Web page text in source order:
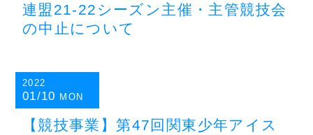
連盟21-22シーズン主催・主管競技会
の中止について
2022
01/10 MON
【競技事業】第47回関東少年アイス